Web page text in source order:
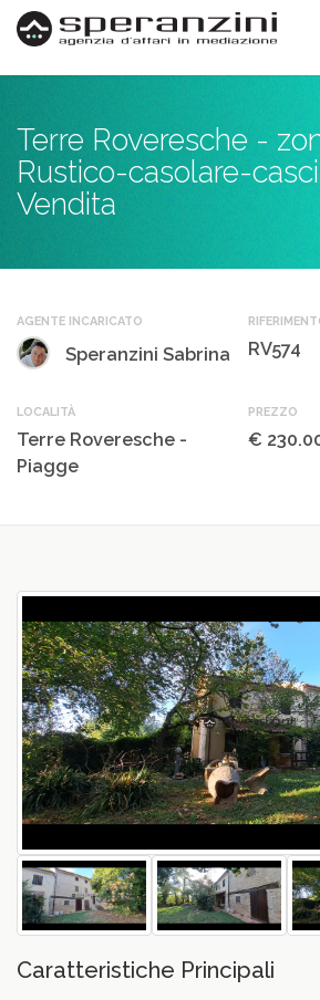
Terre Roveresche -
Rustico-casolare-
Vendita
AGENTE INCARICATO
Speranzini Sabrina RV574
LOCALITÀ
Terre Roveresche -
Piagge
PREZZO
€
Caratteristiche Principali